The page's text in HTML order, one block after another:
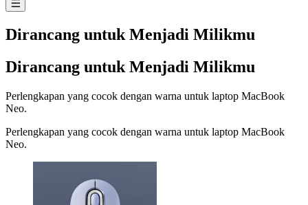
Dirancang untuk Menjadi Milikmu
Dirancang untuk Menjadi Milikmu
Perlengkapan yang cocok dengan warna untuk laptop MacBook
Neo.
Perlengkapan yang cocok dengan warna untuk laptop MacBook
Neo.